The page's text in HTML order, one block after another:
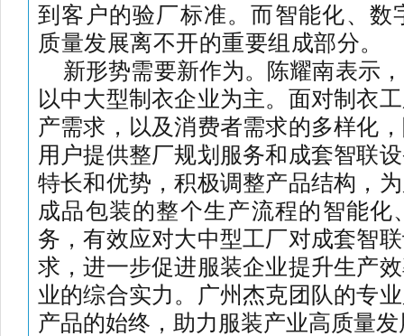
到客户的验厂标准。而智能化、数
质量发展离不开的重要组成部分。
新形势需要新作为。陈耀南表示
以中大型制衣企业为主。面对制衣
产需求，以及消费者需求的多样化
用户提供整厂规划服务和成套智联
特长和优势，积极调整产品结构，
成品包装的整个生产流程的智能化
务，有效应对大中型工厂对成套智
求，进一步促进服装企业提升生产
业的综合实力。广州杰克团队的专
产品的始终，助力服装产业高质量